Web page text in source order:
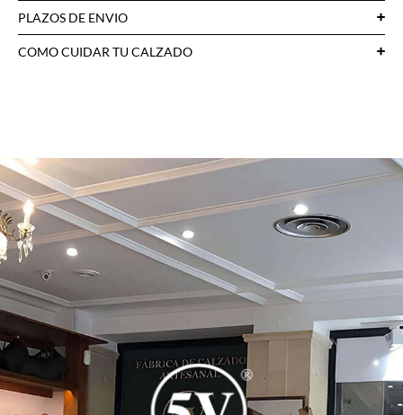
PLAZOS DE ENVIO
COMO CUIDAR TU CALZADO